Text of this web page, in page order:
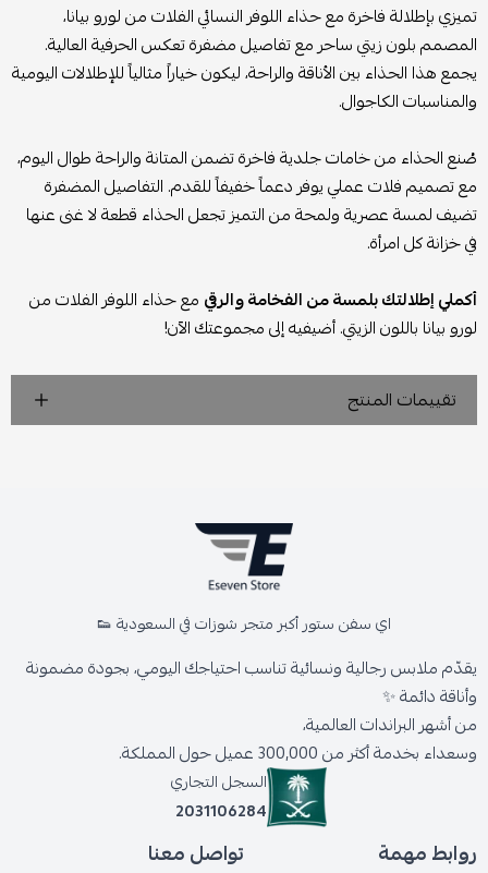
تميزي بإطلالة فاخرة مع حذاء اللوفر النسائي الفلات من لورو بيانا،
المصمم بلون زيتي ساحر مع تفاصيل مضفرة تعكس الحرفية العالية.
يجمع هذا الحذاء بين الأناقة والراحة، ليكون خياراً مثالياً للإطلالات اليومية
والمناسبات الكاجوال.
صُنع الحذاء من خامات جلدية فاخرة تضمن المتانة والراحة طوال اليوم،
مع تصميم فلات عملي يوفر دعماً خفيفاً للقدم. التفاصيل المضفرة
تضيف لمسة عصرية ولمحة من التميز تجعل الحذاء قطعة لا غنى عنها
في خزانة كل امرأة.
أكملي إطلالتك بلمسة من الفخامة والرقي مع حذاء اللوفر الفلات من
لورو بيانا باللون الزيتي. أضيفيه إلى مجموعتك الآن!
تقييمات المنتج
اي سفن ستور أكبر متجر شوزات في السعودية 👟
يقدّم ملابس رجالية ونسائية تناسب احتياجك اليومي، بجودة مضمونة
وأناقة دائمة ✨
من أشهر البراندات العالمية،
وسعداء بخدمة أكثر من 300,000 عميل حول المملكة.
السجل التجاري
2031106284
روابط مهمة تواصل معنا